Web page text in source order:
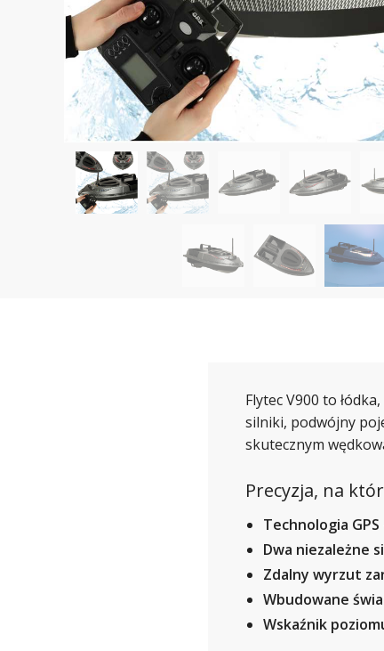
Flytec V900 to
silniki, podwójny
skutecznym
Precyzja, na
Technologia GPS
Dwa niezależne
Zdalny wyrzut
Wbudowane
Wskaźnik